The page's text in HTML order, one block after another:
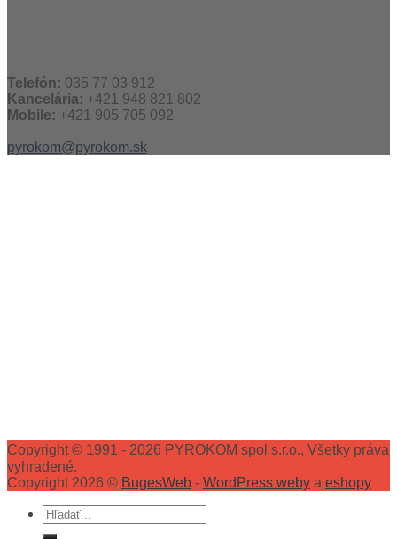
Telefón: 035 77 03 912
Kancelária: +421 948 821 802
Mobile: +421 905 705 092
pyrokom@pyrokom.sk
Copyright © 1991 - 2026 PYROKOM spol s.r.o., Všetky práva
vyhradené.
Copyright 2026 © BugesWeb - WordPress weby a eshopy
Hľadať: